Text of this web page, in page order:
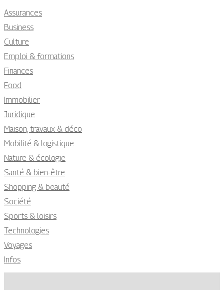
Assurances
Business
Culture
Emploi & formations
Finances
Food
Immobilier
Juridique
Maison, travaux & déco
Mobilité & logistique
Nature & écologie
Santé & bien-être
Shopping & beauté
Société
Sports & loisirs
Technologies
Voyages
Infos